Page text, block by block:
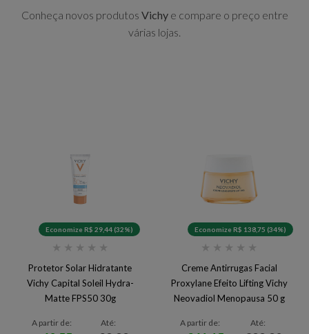
Conheça novos produtos Vichye compare o preço entre
várias lojas.
Economize R$ 29,44 (32%)
★ ★ ★ ★ ★
Protetor Solar Hidratante
Vichy Capital Soleil Hydra-
Matte FPS50 30g
A partir de:
Até:
Economize R$ 138,75 (34%)
★ ★ ★ ★ ★
Creme Antirrugas Facial
Proxylane Efeito Lifting Vichy
Neovadiol Menopausa 50 g
A partir de:
Até: